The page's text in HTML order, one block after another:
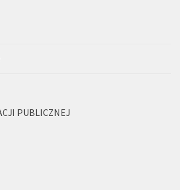
PUBLICZNEJ